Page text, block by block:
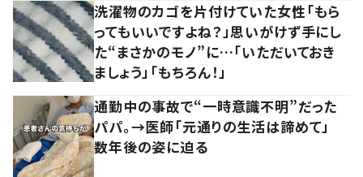
洗濯物のカゴを片付けていた女性「もら
ってもいいですよね？」思いがけず手にし
た“まさかのモノ”に…「いただいておき
ましょう」「もちろん！」
通勤中の事故で“一時意識不明”だった
パパ。→医師「元通りの生活は諦めて」
数年後の姿に迫る